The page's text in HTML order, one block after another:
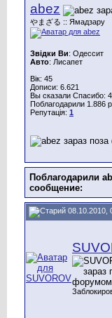
abez
やまざる :: Ямадзару
Звідки Ви: Одессит
Авто: Лисапет
Вік: 45
Дописи: 6.621
Вы сказали Спасибо:
Поблагодарили 1.886
Репутація: 1
Поблагодарили
сообщение:
08.10.2010,